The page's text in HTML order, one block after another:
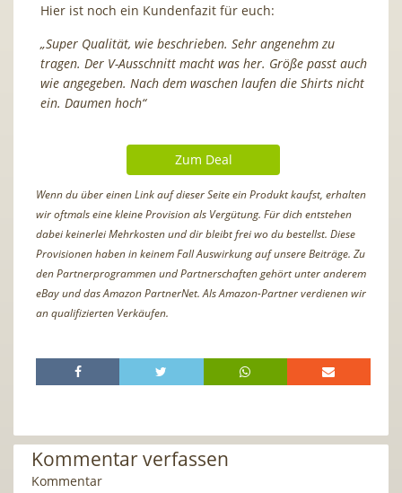
Hier ist noch ein Kundenfazit für euch:
„Super Qualität, wie beschrieben. Sehr angenehm zu
tragen. Der V-Ausschnitt macht was her. Größe passt auch
wie angegeben. Nach dem waschen laufen die Shirts nicht
ein. Daumen hoch“
Zum Deal
Wenn du über einen Link auf dieser Seite ein Produkt kaufst, erhalten
wir oftmals eine kleine Provision als Vergütung. Für dich entstehen
dabei keinerlei Mehrkosten und dir bleibt frei wo du bestellst. Diese
Provisionen haben in keinem Fall Auswirkung auf unsere Beiträge. Zu
den Partnerprogrammen und Partnerschaften gehört unter anderem
eBay und das Amazon PartnerNet. Als Amazon-Partner verdienen wir
an qualifizierten Verkäufen.
Kommentar verfassen
Kommentar